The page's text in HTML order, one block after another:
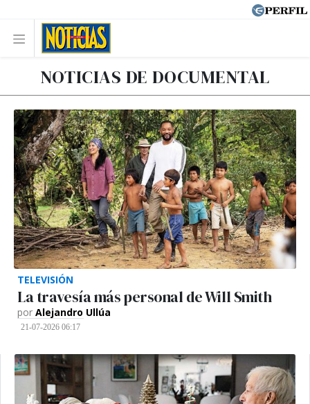
NOTICIAS DE DOCUMENTAL
TELEVISIÓN
La travesía más personal de Will Smith
por Alejandro Ullúa
21-07-2026 06:17